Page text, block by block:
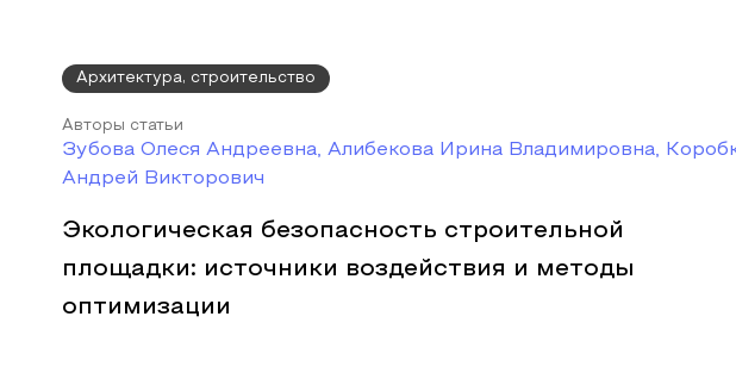
Архитектура, строительство
Авторы статьи
Зубова Олеся Андреевна, Алибекова Ирина Владимировна,
Андрей Викторович
Экологическая безопасность строительной
площадки: источники воздействия и методы
оптимизации